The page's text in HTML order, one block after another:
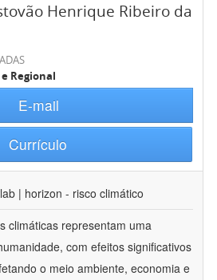
Henrique Ribeiro da
Regional
E-mail
Currículo
| horizon - risco climático
climáticas representam uma
com efeitos significativos
o meio ambiente, economia e